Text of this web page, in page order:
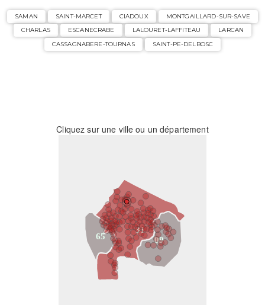
SAMAN SAINT-MARCET CIADOUX
MONTGAILLARD-SUR-SAVE
CHARLAS
ESCANECRABE LALOURET-LAFFITEAU
LARCAN
CASSAGNABERE-TOURNAS
SAINT-PE-DELBOSC
Cliquez sur une ville ou un département
31
09
65